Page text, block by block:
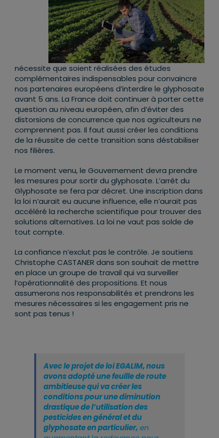
nécessite que soient réalisées des études
complémentaires indispensables pour convaincre
nos partenaires européens d’interdire le glyphosate
avant 5 ans. La France doit continuer à porter cette
question au niveau européen, afin d’éviter des
distorsions de concurrence que nos agriculteurs ne
comprennent pas. Il faut aussi créer les conditions
de la réussite de cette transition sans déstabiliser
nos filières.
Le moment venu, le Gouvernement devra prendre
les mesures pour sortir du glyphosate. L’arrêt du
Glyphosate se fera par décret. Une inscription dans
la loi n’aurait eu aucune influence, elle n’aurait pas
accéléré la recherche scientifique pour trouver des
solutions alternatives. La loi ne vaut pas solde de
tout compte.
La confiance n’exclut pas le contrôle. Je soutiens
Christophe CASTANER dans son souhait de mettre
en place un groupe de travail qui va surveiller
l’opérationnalité des propositions. Et nous
assumerons nos responsabilités et prendrons les
mesures nécessaires si les engagement pris ne
sont pas tenus !
Avec le projet de loi EGALIM, nous
avons adopté une feuille de route
ambitieuse qui va créer les
conditions pour une diminution
drastique de l’utilisation des
pesticides en général et du
glyphosate en particulier,en